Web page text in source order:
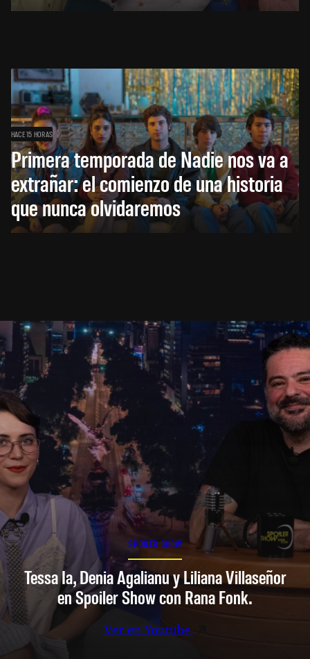
HACE 15 HORAS
Primera temporada de Nadie nos va a
extrañar: el comienzo de una historia
que nunca olvidaremos
SPOILER SHOW
Tessa Ia, Denia Agalianu y Liliana Villaseñor
en Spoiler Show con Rana Fonk.
Ver en Youtube